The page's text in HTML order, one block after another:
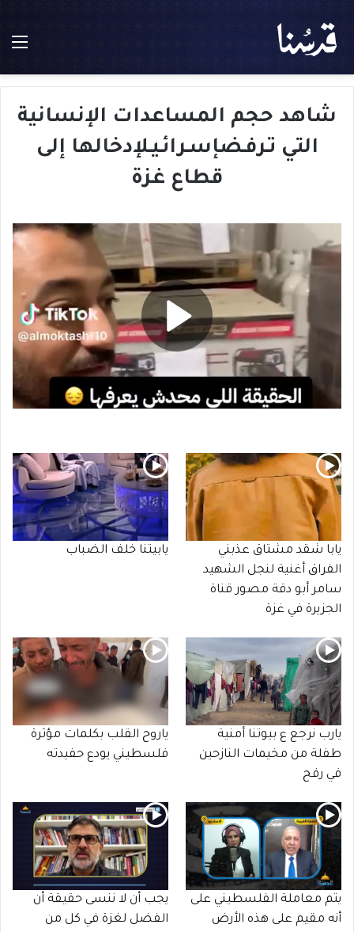
شاهد حجم المساعدات الإنسانية
التي تـرفـضإسـرائـيـلإدخالها إلى
قطاع غزة
يابا شقد مشتاق عذبني
الفراق أغنية لنجل الشهيد
سامر أبو دقة مصور قناة
الجزيرة في غزة
يابيتنا خلف الضباب
يارب نرجع ع بيوتنا أمنية
طفلة من مخيمات النازحين
في رفح
ياروح القلب بكلمات مؤثرة
فلسطيني يودع حفيدته
يتم معاملة الفلسطيني على
أنه مقيم على هذه الأرض
يجب أن لا ننسى حقيقة أن
الفضل لغزة في كل من